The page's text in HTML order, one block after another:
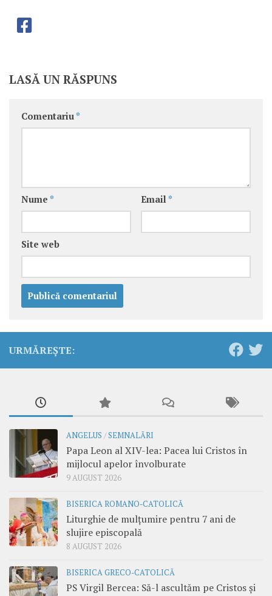
LASĂ UN RĂSPUNS
Comentariu *
Nume * Email *
Site web
URMĂREȘTE:
ANGELUS /SEMNALĂRI
Papa Leon al XIV-lea: Pacea lui Cristos în
mijlocul apelor învolburate
9 AUGUST 2026
BISERICA ROMANO-CATOLICĂ
Liturghie de mulțumire pentru 7 ani de
slujire episcopală
8 AUGUST 2026
BISERICA GRECO-CATOLICĂ
PS Virgil Bercea: Să-l ascultăm pe Cristos și